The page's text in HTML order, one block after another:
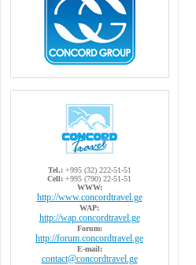
Tel.:+995 (32) 222-51-51
Cell: +995 (790) 22-51-51
WWW:
http://www.concordtravel.ge
WAP:
http://wap.concordtravel.ge
Forum:
http://forum.concordtravel.ge
E-mail:
contact@concordtravel.ge